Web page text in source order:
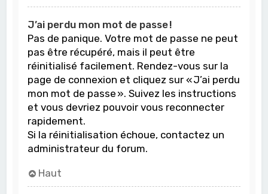
J’ai perdu mon mot de passe !
Pas de panique. Votre mot de passe ne peut
pas être récupéré, mais il peut être
réinitialisé facilement. Rendez-vous sur la
page de connexion et cliquez sur « J’ai perdu
mon mot de passe ». Suivez les instructions
et vous devriez pouvoir vous reconnecter
rapidement.
Si la réinitialisation échoue, contactez un
administrateur du forum.
Haut